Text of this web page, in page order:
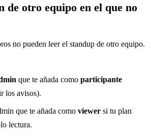
de otro equipo en el que no
no pueden leer el standup de otro equipo.
que te añada como participante
los avisos).
que te añada como viewer si tu plan
lectura.